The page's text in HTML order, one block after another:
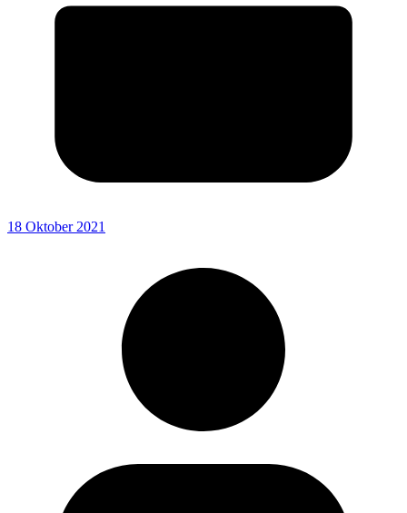
18 Oktober 2021